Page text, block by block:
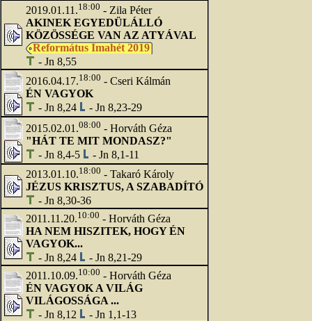
2019.01.11.18:00 - Zila Péter
AKINEK EGYEDÜLÁLLÓ
KÖZÖSSÉGE VAN AZ ATYÁVAL
Református Imahét 2019
- Jn 8,55
2016.04.17.18:00 - Cseri Kálmán
ÉN VAGYOK
- Jn 8,24
- Jn 8,23-29
2015.02.01.08:00 - Horváth Géza
"HÁT TE MIT MONDASZ?"
- Jn 8,4-5
- Jn 8,1-11
2013.01.10.18:00 - Takaró Károly
JÉZUS KRISZTUS, A SZABADÍTÓ
- Jn 8,30-36
2011.11.20.10:00 - Horváth Géza
HA NEM HISZITEK, HOGY ÉN
VAGYOK...
- Jn 8,24
- Jn 8,21-29
2011.10.09.10:00 - Horváth Géza
ÉN VAGYOK A VILÁG
VILÁGOSSÁGA ...
- Jn 8,12
- Jn 1,1-13